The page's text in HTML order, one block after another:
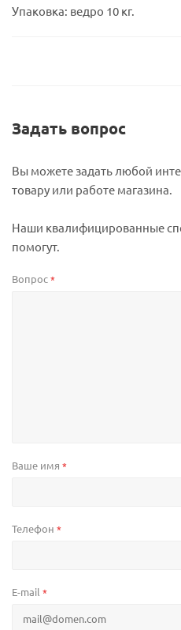
Упаковка: ведро 10 кг.
Задать вопрос
Вы можете задать любой
товару или работе магазина.
Наши квалифицированные
помогут.
Вопрос*
Ваше имя *
Телефон *
E-mail *